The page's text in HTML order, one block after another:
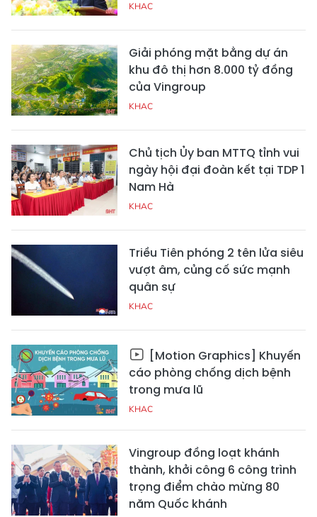
KHAC
Giải phóng mặt bằng dự án
khu đô thị hơn 8.000 tỷ đồng
của Vingroup
KHAC
Chủ tịch Ủy ban MTTQ tỉnh vui
ngày hội đại đoàn kết tại TDP 1
Nam Hà
KHAC
Triều Tiên phóng 2 tên lửa siêu
vượt âm, củng cố sức mạnh
quân sự
KHAC
[Motion Graphics] Khuyến
cáo phòng chống dịch bệnh
trong mưa lũ
KHAC
Vingroup đồng loạt khánh
thành, khởi công 6 công trình
trọng điểm chào mừng 80
năm Quốc khánh